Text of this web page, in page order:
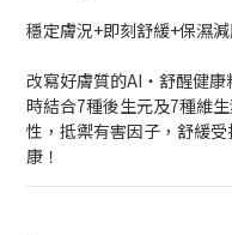
穩定膚況+即刻舒緩+保濕
改寫好膚質的AI‧舒醒健康
時結合7種後生元及7種維
性，抵禦有害因子，舒緩
康！